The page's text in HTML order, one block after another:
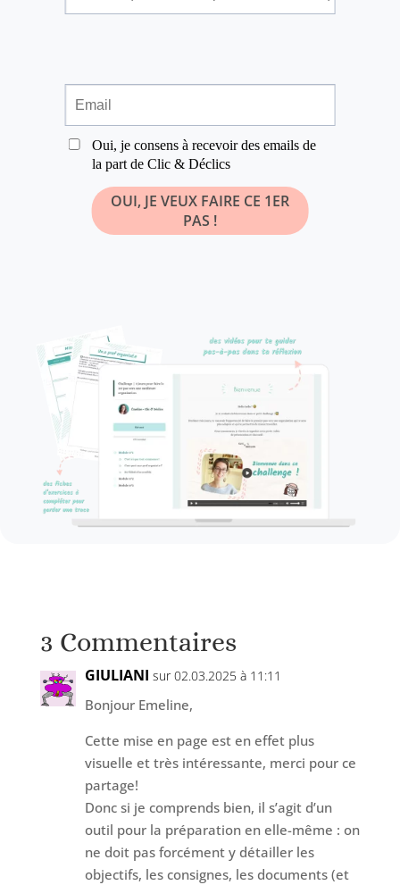
3 Commentaires
GIULIANI sur 02.03.2025 à 11:11
Bonjour Emeline,
Cette mise en page est en effet plus
visuelle et très intéressante, merci pour ce
partage!
Donc si je comprends bien, il s’agit d’un
outil pour la préparation en elle-même : on
ne doit pas forcément y détailler les
objectifs, les consignes, les documents (et